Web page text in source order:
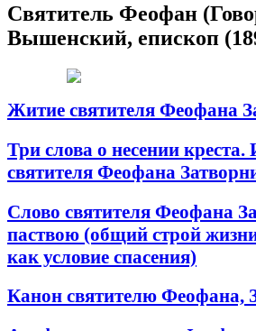
Святитель Феофан
Вышенский, епископ
Житие святителя Феофана
Три слова о несении креста.
святителя Феофана
Слово святителя Феофана
паствою (общий строй
как условие спасения)
Канон святителю Феофана,